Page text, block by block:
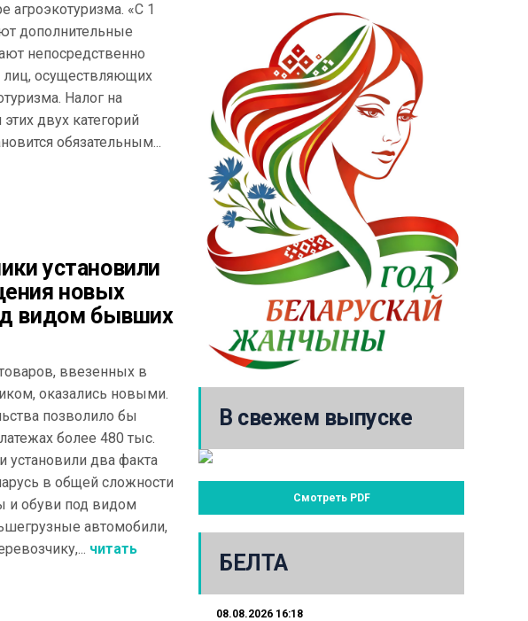
агроэкотуризма. «С 1
дополнительные
непосредственно
лиц, осуществляющих
Налог на
двух категорий
обязательным...
установили
новых
видом бывших
ввезенных в
оказались новыми.
позволило бы
более 480 тыс.
установили два факта
в общей сложности
и обуви под видом
автомобили,
читать
В свежем выпуске
Смотреть PDF
БЕЛТА
08.08.2026 16:18